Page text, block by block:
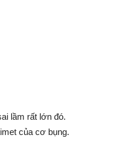
lầm rất lớn đó.
của cơ bụng.